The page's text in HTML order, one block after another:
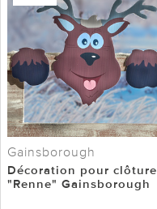
Gainsborough
Décoration pour clôture
"Renne" Gainsborough